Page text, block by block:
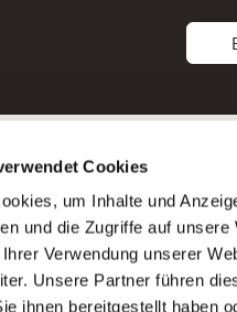
Cookies
um Inhalte und
und die Zugriffe auf
Verwendung unserer
Unsere Partner führen
ihnen bereitgestellt haben
Bewerbungstipps
als Altenpfleger*in
als Krankenpfleger*in
als Altenpflegehelfer*in
als Erzieher*in